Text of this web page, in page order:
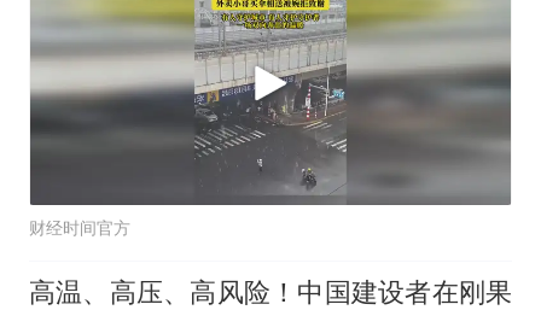
财经时间官方
高温、高压、高风险！中国建设者在刚果